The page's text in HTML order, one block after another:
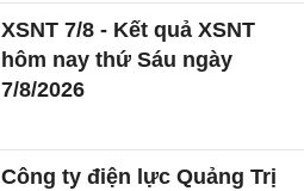
XSNT 7/8 - Kết quả XSNT
hôm nay thứ Sáu ngày
7/8/2026
Công ty điện lực Quảng Trị